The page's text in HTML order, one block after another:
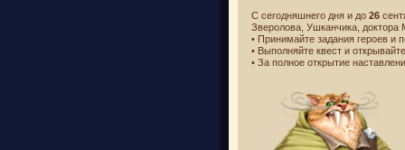
С сегодняшнего дня и до 26
Зверолова, Ушканчика, доктора
• Принимайте задания героев и
• Выполняйте квест и
• За полное открытие